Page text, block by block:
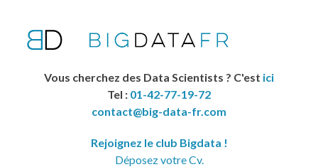
Vous cherchez des Data Scientists ? C'est ici
Tel : 01-42-77-19-72
contact@big-data-fr.com
Rejoignez le club Bigdata !
Déposez votre Cv.